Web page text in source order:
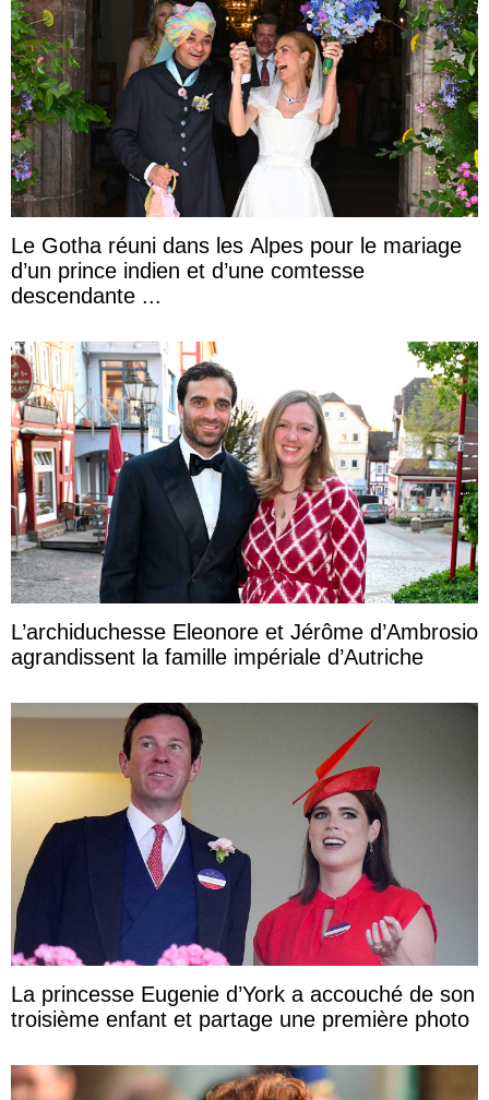
Le Gotha réuni dans les Alpes pour le mariage
d’un prince indien et d’une comtesse
descendante ...
L’archiduchesse Eleonore et Jérôme d’Ambrosio
agrandissent la famille impériale d’Autriche
La princesse Eugenie d’York a accouché de son
troisième enfant et partage une première photo